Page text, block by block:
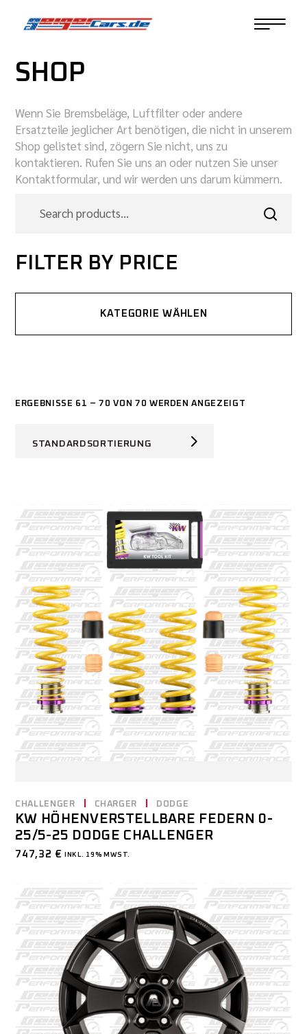
ERGEBNISSE 61 – 70 VON 70 WERDEN ANGEZEIGT
STANDARDSORTIERUNG
CHALLENGER CHARGER DODGE
KW HÖHENVERSTELLBARE FEDERN 0-
25/5-25 DODGE CHALLENGER
747,32 € INKL. 19% MWST.
SHOP
Wenn Sie Bremsbeläge, Luftfilter oder andere
Ersatzteile jeglicher Art benötigen, die nicht in unserem
Shop gelistet sind, zögern Sie nicht, uns zu
kontaktieren. Rufen Sie uns an oder nutzen Sie unser
Kontaktformular, und wir werden uns darum kümmern.
FILTER BY PRICE
KATEGORIE WÄHLEN